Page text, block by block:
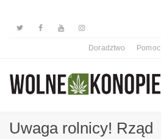
Doradztwo
Uwaga rolnicy! Rząd